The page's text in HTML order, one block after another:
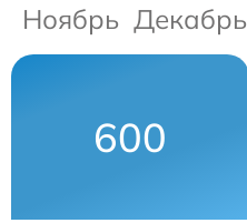
Ноябрь Декабрь
600